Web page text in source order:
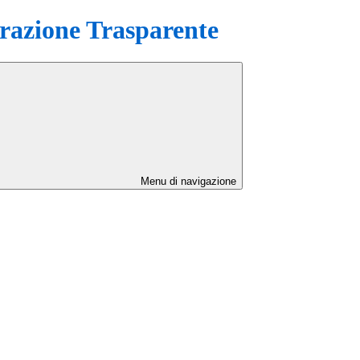
Trasparente
Menu di navigazione